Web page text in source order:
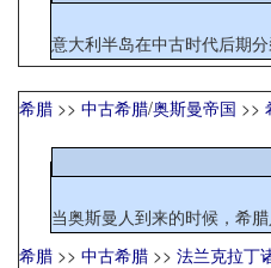
意大利半岛在中古时代后期
希腊 >> 中古希腊/奥斯曼帝国 >>
当奥斯曼人到来的时候，希
希腊 >> 中古希腊 >> 法兰克拉丁